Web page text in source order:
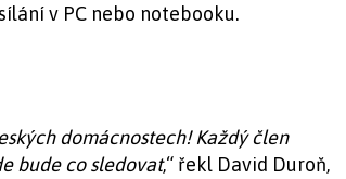
v PC nebo notebooku.
domácnostech! Každý člen
bude co sledovat,“ řekl David Duroň,